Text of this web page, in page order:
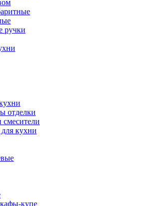
ручки
отделки
кухни
купе